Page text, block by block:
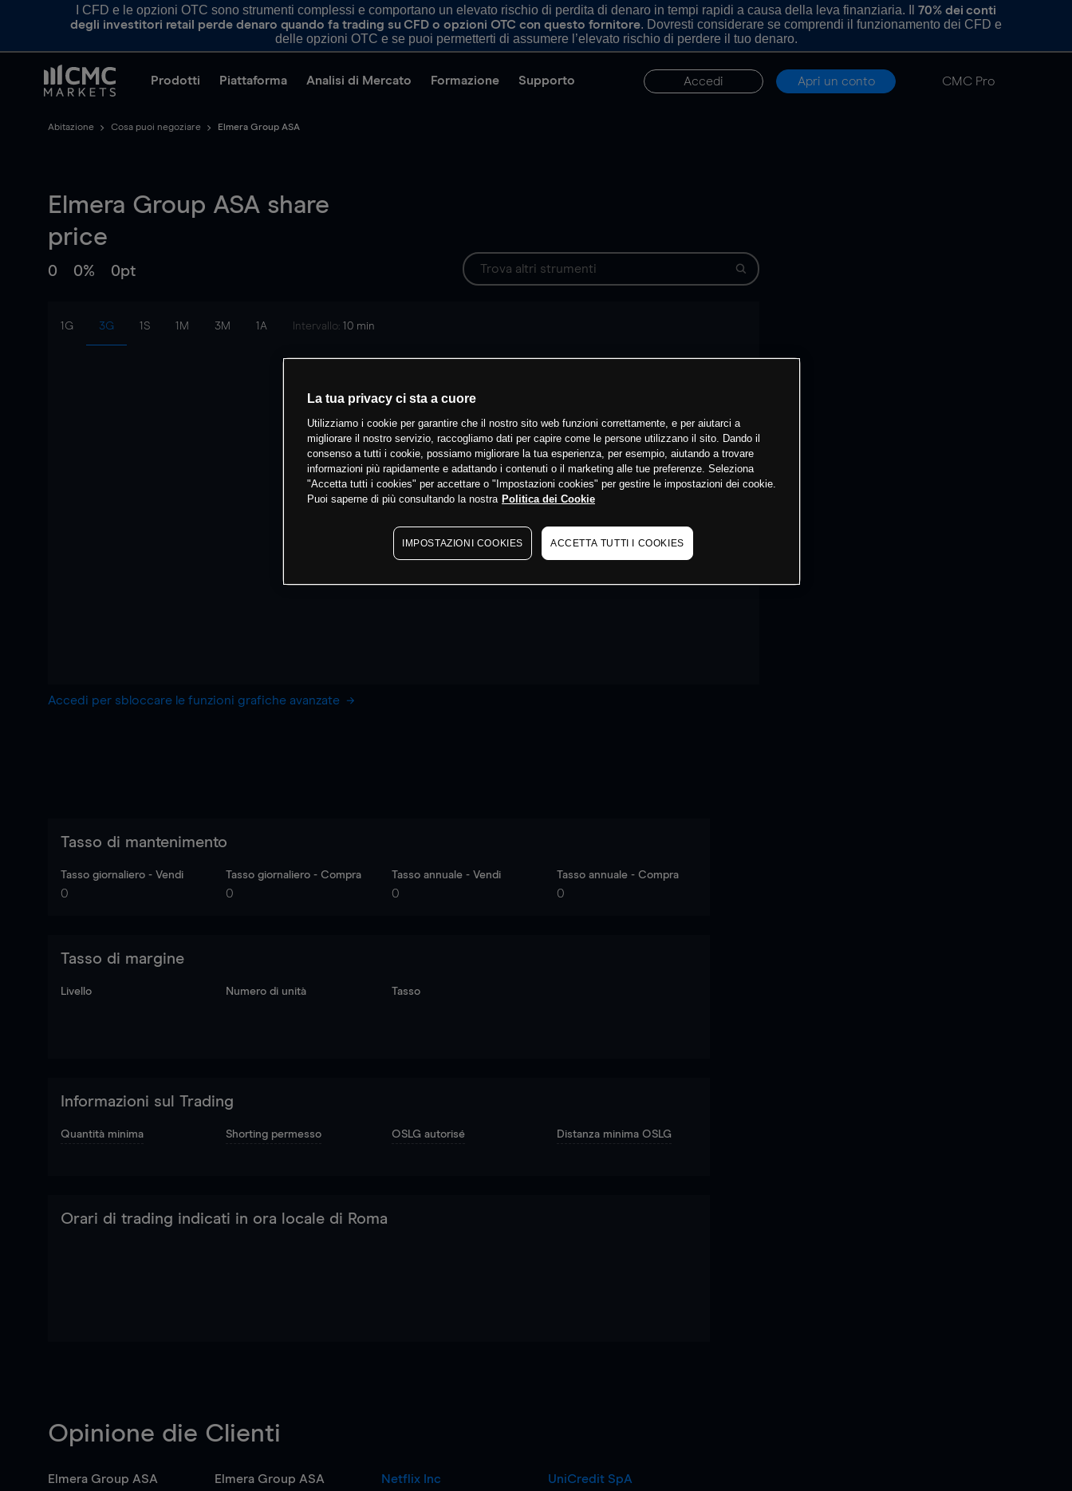
I CFD e le opzioni OTC sono strumenti complessi e comportano un elevato rischio di perdita di denaro in tempi rapidi a causa della leva finanziaria. Il 70% dei conti
degli investitori retail perde denaro quando fa trading su CFD o opzioni OTC con questo fornitore. Dovresti considerare se comprendi il funzionamento dei CFD e
delle opzioni OTC e se puoi permetterti di assumere l’elevato rischio di perdere il tuo denaro.
Prodotti Piattaforma Analisi di Mercato Formazione Supporto Accedi Apri un conto CMC Pro
Abitazione Cosa puoi negoziare Elmera Group ASA
Elmera Group ASA share
price
0 0% 0pt
1G 3G 1S 1M 3M 1A Intervallo: 10 min
Accedi per sbloccare le funzioni grafiche avanzate
Tasso di mantenimento
Tasso giornaliero - Vendi
0
Tasso giornaliero - Compra
0
Tasso annuale - Vendi
0
Tasso annuale - Compra
0
Tasso di margine
Livello Numero di unità Tasso
Informazioni sul Trading
Quantità minima Shorting permesso OSLG autorisé Distanza minima OSLG
Orari di trading indicati in ora locale di Roma
Opinione die Clienti
Elmera Group ASA
Elmera Group ASA
Netflix Inc
UniCredit SpA
La tua privacy ci sta a cuore
Utilizziamo i cookie per garantire che il nostro sito web funzioni correttamente, e per aiutarci a
migliorare il nostro servizio, raccogliamo dati per capire come le persone utilizzano il sito. Dando il
consenso a tutti i cookie, possiamo migliorare la tua esperienza, per esempio, aiutando a trovare
informazioni più rapidamente e adattando i contenuti o il marketing alle tue preferenze. Seleziona
"Accetta tutti i cookies" per accettare o "Impostazioni cookies" per gestire le impostazioni dei cookie.
Puoi saperne di più consultando la nostra Politica dei Cookie
IMPOSTAZIONI COOKIES ACCETTA TUTTI I COOKIES